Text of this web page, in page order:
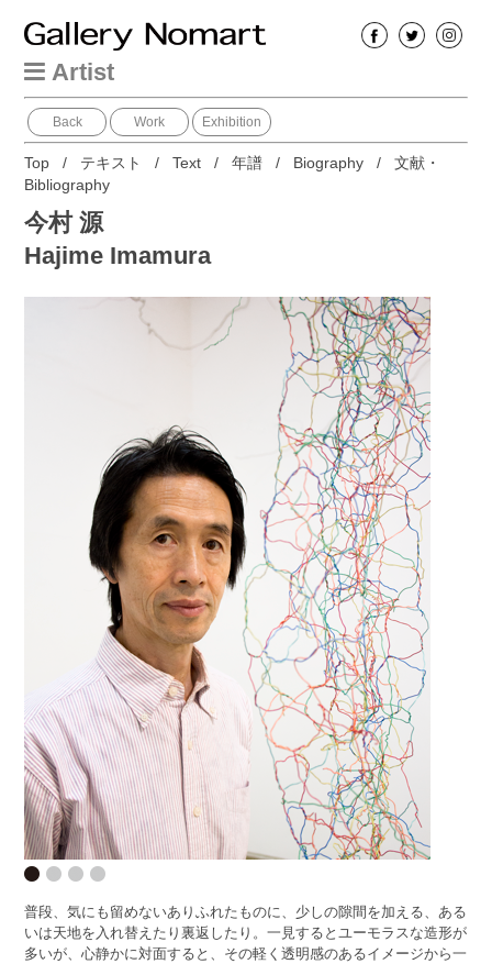
Artist
Back Work Exhibition
Top / テキスト /Text /年譜 / Biography /文献・
Bibliography
今村 源
Hajime Imamura
普段、気にも留めないありふれたものに、少しの隙間を加える、ある
いは天地を入れ替えたり裏返したり。一見するとユーモラスな造形が
多いが、心静かに対面すると、その軽く透明感のあるイメージから一